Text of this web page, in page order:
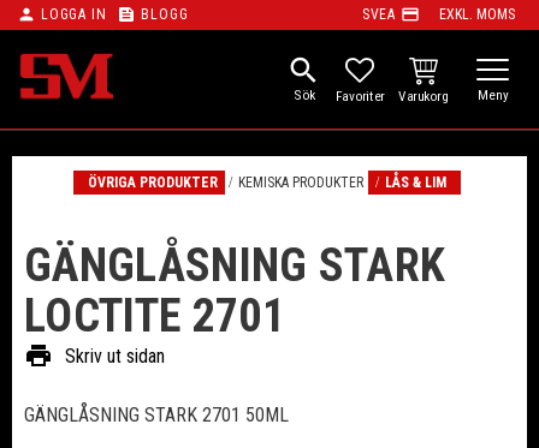
Meny
person LOGGA IN feed BLOGG SVEA payment EXKL. MOMS
search
FAVORITER
KUNDVAGN
ÖVRIGA PRODUKTER KEMISKA PRODUKTER LÅS & LIM
GÄNGLÅSNING STARK
LOCTITE 2701
print Skriv ut sidan
GÄNGLÅSNING STARK 2701 50ML